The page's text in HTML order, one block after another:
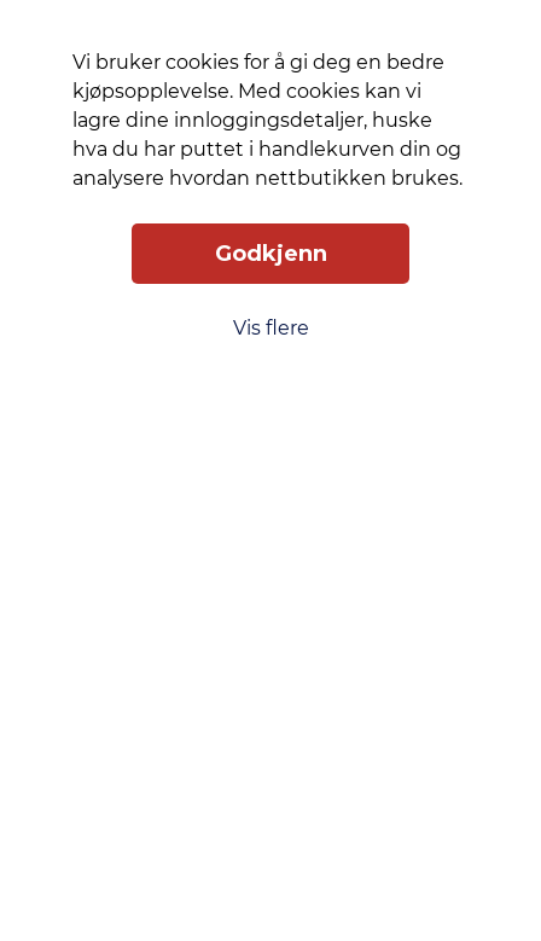
Vi bruker cookies for å gi deg en bedre
kjøpsopplevelse. Med cookies kan vi
lagre dine innloggingsdetaljer, huske
hva du har puttet i handlekurven din og
analysere hvordan nettbutikken brukes.
Godkjenn
Vis flere
avbrudd.
Kontrollene
på
øretelefonene
lar deg
musikk